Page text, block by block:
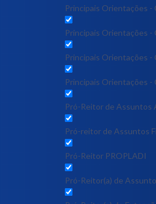
Principais Orientações -
Principais Orientações -
Principais Orientações -
Principais Orientações -
Pró-Reitor de Assuntos
Pró-reitor de Assuntos
Pró-Reitor PROPLADI
Pró-Reitor(a) de